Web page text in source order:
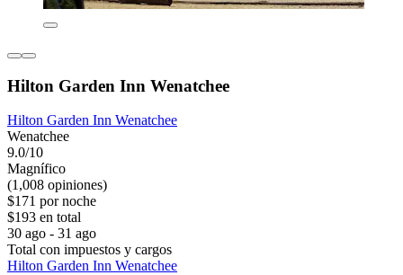
Hilton Garden Inn Wenatchee
Hilton Garden Inn Wenatchee
Wenatchee
9.0/10
Magnífico
(1,008 opiniones)
$171 por noche
$193 en total
30 ago - 31 ago
Total con impuestos y cargos
Hilton Garden Inn Wenatchee